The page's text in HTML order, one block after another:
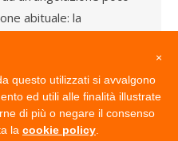
abituale: la
Ceracchi ci sarà
×
questo utilizzati si avvalgono
ed utili alle finalità illustrate
di più o negare il consenso
la cookie policy